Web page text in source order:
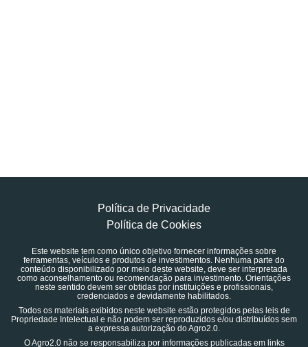
Política de Privacidade
Política de Cookies
Este website tem como único objetivo fornecer informações sobre
ferramentas, veículos e produtos de investimentos. Nenhuma parte do
conteúdo disponibilizado por meio deste website, deve ser interpretada
como aconselhamento ou recomendação para investimento. Orientações
neste sentido devem ser obtidas por instituições e profissionais,
credenciados e devidamente habilitados.
Todos os materiais exibidos neste website estão protegidos pelas leis de
Propriedade Intelectual e não podem ser reproduzidos e/ou distribuídos sem
a expressa autorização do Agro2.0.
O Agro2.0 não se responsabiliza por informações publicadas em links